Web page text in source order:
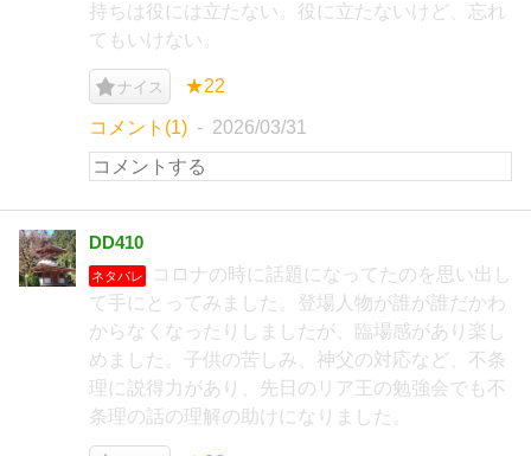
持ちは役には立たない。役に立たないけど、忘れ
てもいけない。
ナイス ★22
コメント(1) 2026/03/31
DD410
ネタバレ
コロナの時に話題になってたのを思い出し
て手にとってみました。登場人物が誰が誰だかわ
からなくなったりしましたが、臨場感があり楽し
めました。子供の苦しみ、神父の対応など、不条
理に説得力があり、先日のリア王の勉強会でも不
条理の話の理解の助けになりました。